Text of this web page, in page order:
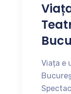
Viața e